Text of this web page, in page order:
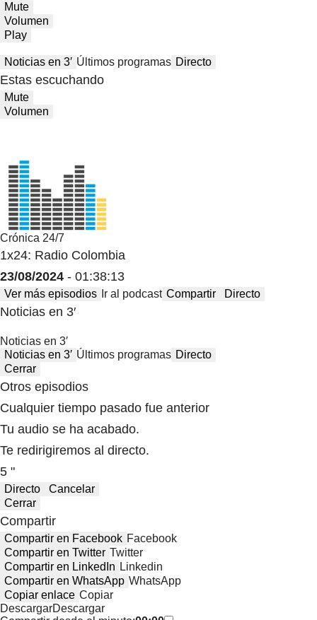
Mute
Volumen
Play
Noticias en 3′ Últimos programas Directo
Estas escuchando
Mute
Volumen
Crónica 24/7
1x24: Radio Colombia
23/08/2024 - 01:38:13
Ver más episodios Ir al podcast Compartir Directo
Noticias en 3′
Noticias en 3′
Noticias en 3′ Últimos programas Directo
Cerrar
Otros episodios
Cualquier tiempo pasado fue anterior
Tu audio se ha acabado.
Te redirigiremos al directo.
5 "
Directo
Cancelar
Cerrar
Compartir
Compartir en Facebook Facebook
Compartir en Twitter Twitter
Compartir en LinkedIn Linkedin
Compartir en WhatsApp WhatsApp
Copiar enlace Copiar
DescargarDescargar